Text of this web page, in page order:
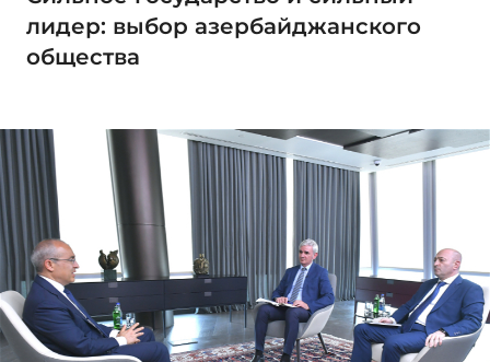
лидер: выбор азербайджанского
общества